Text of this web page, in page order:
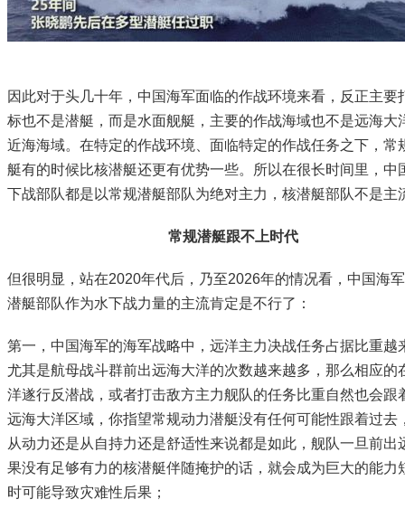
因此对于头几十年，中国海军面临的作战环境来看，反正主要
标也不是潜艇，而是水面舰艇，主要的作战海域也不是远海大
近海海域。在特定的作战环境、面临特定的作战任务之下，常
艇有的时候比核潜艇还更有优势一些。所以在很长时间里，中
下战部队都是以常规潜艇部队为绝对主力，核潜艇部队不是主
常规潜艇跟不上时代
但很明显，站在2020年代后，乃至2026年的情况看，中国海
潜艇部队作为水下战力量的主流肯定是不行了：
第一，中国海军的海军战略中，远洋主力决战任务占据比重越
尤其是航母战斗群前出远海大洋的次数越来越多，那么相应的
洋遂行反潜战，或者打击敌方主力舰队的任务比重自然也会跟
远海大洋区域，你指望常规动力潜艇没有任何可能性跟着过去
从动力还是从自持力还是舒适性来说都是如此，舰队一旦前出
果没有足够有力的核潜艇伴随掩护的话，就会成为巨大的能力
时可能导致灾难性后果；